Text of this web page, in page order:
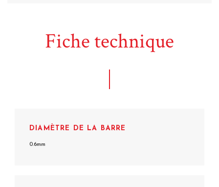
Fiche technique
DIAMÈTRE DE LA BARRE
0.6mm